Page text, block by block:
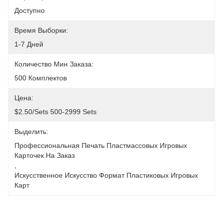
Доступно
Время Выборки:
1-7 Дней
Количество Мин Заказа:
500 Комплектов
Цена:
$2.50/sets 500-2999 Sets
Выделить:
Профессиональная Печать Пластмассовых Игровых
Карточек На Заказ
Искусственное Искусство Формат Пластиковых Игровых
Карт